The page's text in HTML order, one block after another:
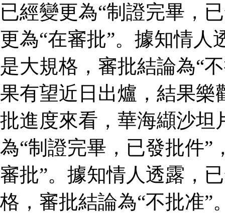
已經變更為“制證完畢，
更為“在審批”。據知情
是大規格，審批結論為“
果有望近日出爐，結果樂
批進度來看，華海纈沙坦
為“制證完畢，已發批件”
審批”。據知情人透露，
格，審批結論為“不批准”